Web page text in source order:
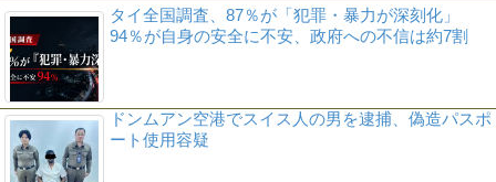
タイ全国調査、87％が「犯罪・暴力が深刻化」
94％が自身の安全に不安、政府への不信は約7割
ドンムアン空港でスイス人の男を逮捕、偽造パスポ
ート使用容疑